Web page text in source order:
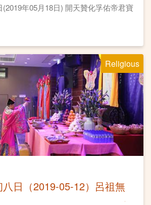
年05月18日) 開天贊化孚佑帝君寶
Religious
日（2019-05-12）呂祖無